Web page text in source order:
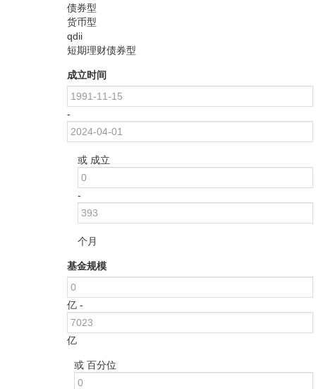
债券型
货币型
qdii
短期理财债券型
成立时间
-
或 成立
-
个月
基金规模
亿 -
亿
或 百分位